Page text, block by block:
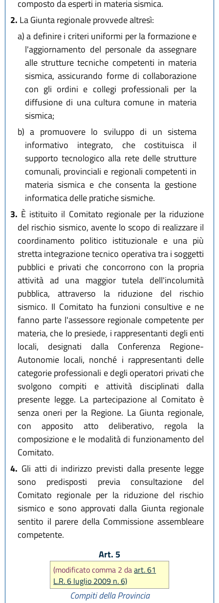
composto da esperti in materia sismica.
2. La Giunta regionale provvede altresì:
a)a definire i criteri uniformi per la formazione e
l'aggiornamento del personale da assegnare
alle strutture tecniche competenti in materia
sismica, assicurando forme di collaborazione
con gli ordini e collegi professionali per la
diffusione di una cultura comune in materia
sismica;
b) a promuovere lo sviluppo di un sistema
informativo integrato, che costituisca il
supporto tecnologico alla rete delle strutture
comunali, provinciali e regionali competenti in
materia sismica e che consenta la gestione
informatica delle pratiche sismiche.
3. È istituito il Comitato regionale per la riduzione
del rischio sismico, avente lo scopo di realizzare il
coordinamento politico istituzionale e una più
stretta integrazione tecnico operativa tra i soggetti
pubblici e privati che concorrono con la propria
attività ad una maggior tutela dell'incolumità
pubblica, attraverso la riduzione del rischio
sismico. Il Comitato ha funzioni consultive e ne
fanno parte l'assessore regionale competente per
materia, che lo presiede, i rappresentanti degli enti
locali, designati dalla Conferenza Regione-
Autonomie locali, nonché i rappresentanti delle
categorie professionali e degli operatori privati che
svolgono compiti e attività disciplinati dalla
presente legge. La partecipazione al Comitato è
senza oneri per la Regione. La Giunta regionale,
con apposito atto deliberativo, regola la
composizione e le modalità di funzionamento del
Comitato.
4. Gli atti di indirizzo previsti dalla presente legge
sono predisposti previa consultazione del
Comitato regionale per la riduzione del rischio
sismico e sono approvati dalla Giunta regionale
sentito il parere della Commissione assembleare
competente.
Art. 5
(modificato comma 2 daart. 61
L.R. 6 luglio 2009 n. 6)
Compiti della Provincia